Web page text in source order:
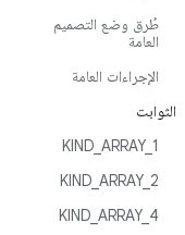
طُرق وضع التصميم
العامة
الإجراءات العامة
الثوابت
KIND_ARRAY_1
KIND_ARRAY_2
KIND_ARRAY_4